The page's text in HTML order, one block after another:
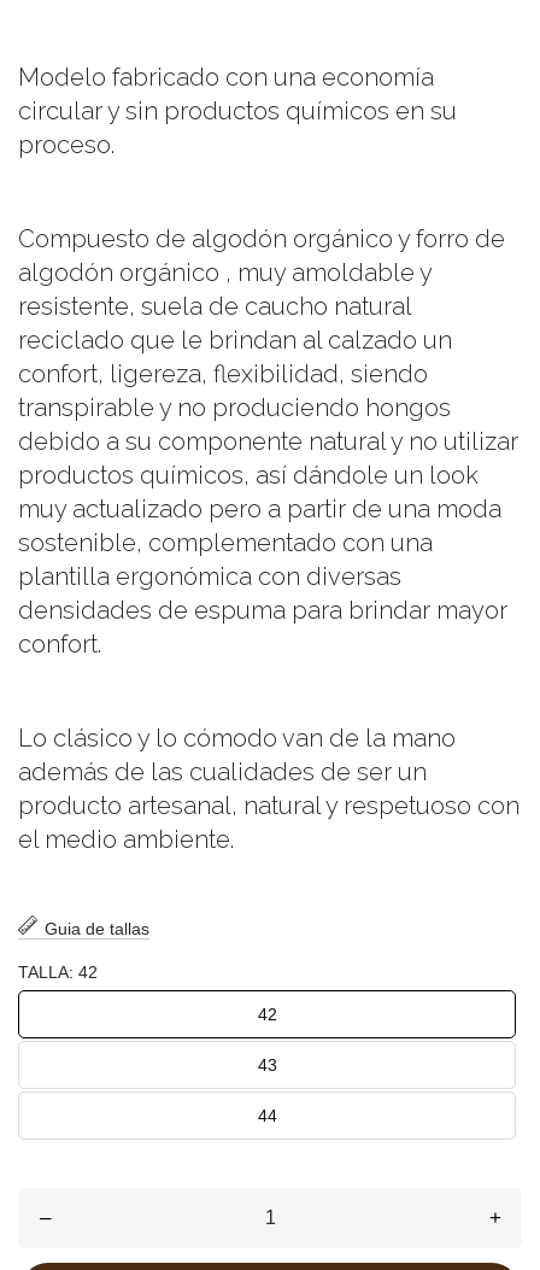
Modelo fabricado con una economía
circular y sin productos químicos en su
proceso.
Compuesto de algodón orgánico y forro de
algodón orgánico , muy amoldable y
resistente, suela de caucho natural
reciclado que le brindan al calzado un
confort, ligereza, flexibilidad, siendo
transpirable y no produciendo hongos
debido a su componente natural y no utilizar
productos químicos, así dándole un look
muy actualizado pero a partir de una moda
sostenible, complementado con una
plantilla ergonómica con diversas
densidades de espuma para brindar mayor
confort.
Lo clásico y lo cómodo van de la mano
además de las cualidades de ser un
producto artesanal, natural y respetuoso con
el medio ambiente.
Guia de tallas
TALLA: 42
42
43
44
– +